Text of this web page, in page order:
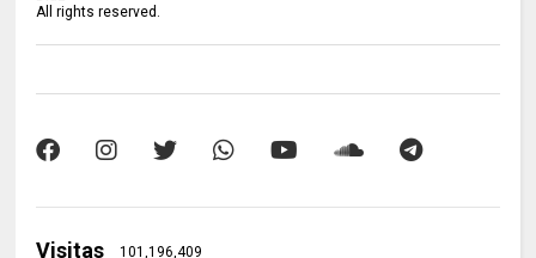
All rights reserved.
Visitas 101,196,409